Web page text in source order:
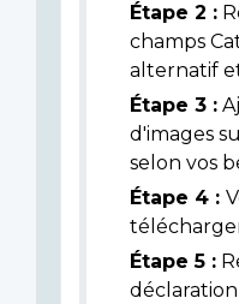
Étape 2 :
champs
alternatif
Étape 3 :
d'images
selon vos
Étape 4 :
Étape 5 :